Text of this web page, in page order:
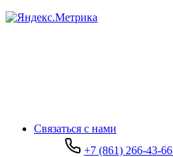
Связаться с нами
+7 (861) 266-43-66